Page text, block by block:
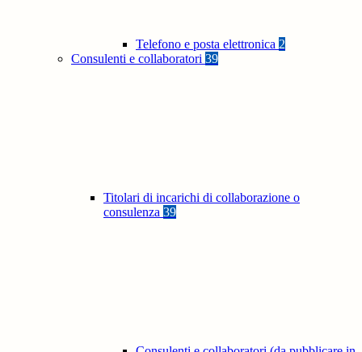
Telefono e posta elettronica 2
Consulenti e collaboratori 39
Titolari di incarichi di collaborazione o
consulenza 39